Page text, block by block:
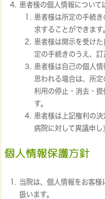
患者様の個人情報について
患者様は所定の手続
求することができます
患者様は開示を受け
定の手続きのうえ、訂
患者様は自己の個人
思われる場合は、所
利用の停止・消去・
す。
患者様は上記権利の
病院に対して異議申し
当院は、個人情報をお客様
扱います。